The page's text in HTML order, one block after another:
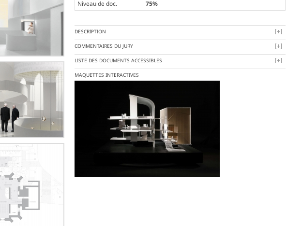
Niveau de doc.
75%
DESCRIPTION
COMMENTAIRES DU JURY
LISTE DES DOCUMENTS ACCESSIBLES
MAQUETTES INTERACTIVES